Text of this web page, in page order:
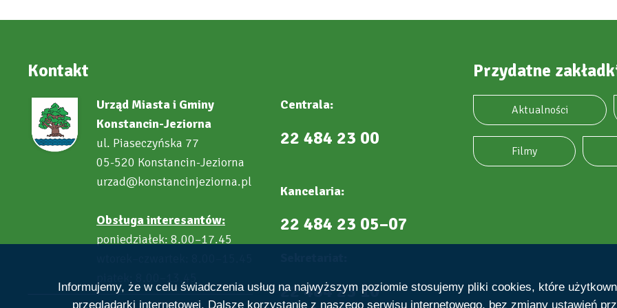
Informujemy, że w celu świadczenia usług na najwyższym poziomie stosujemy pliki cookies, które
przeglądarki internetowej. Dalsze korzystanie z naszego serwisu internetowego, bez zmiany ustawień
Kontakt
Urząd Miasta i Gminy
Konstancin-Jeziorna
ul. Piaseczyńska 77
05-520 Konstancin-Jeziorna
urzad@konstancinjeziorna.pl
Obsługa interesantów:
poniedziałek: 8.00–17.45
Centrala:
22 484 23 00
Kancelaria:
22 484 23 05–07
22 484 23 10
Przydatne
Aktualności
Filmy